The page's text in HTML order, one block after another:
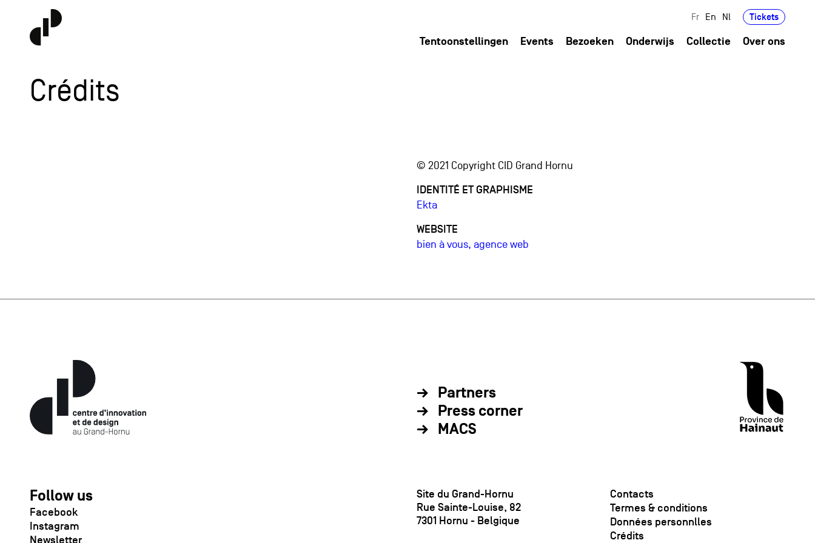
Fr En Nl Tickets
Tentoonstellingen Events Bezoeken Onderwijs Collectie Over ons
Crédits
© 2021 Copyright CID Grand Hornu
IDENTITÉ ET GRAPHISME
Ekta
WEBSITE
bien à vous, agence web
Partners
Press corner
MACS
Follow us
Facebook
Instagram
Newsletter
Site du Grand-Hornu
Rue Sainte-Louise, 82
7301 Hornu - Belgique
Contacts
Termes & conditions
Données personnlles
Crédits